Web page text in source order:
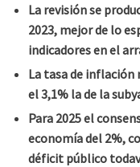
La revisión se
2023, mejor de lo
indicadores en el
La tasa de inflación
el 3,1% la de la
Para 2025 el
economía del 2%,
déficit público